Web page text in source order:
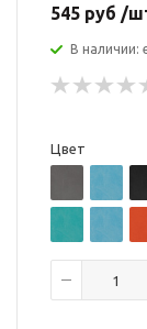
545 руб /
В наличии:
Цвет